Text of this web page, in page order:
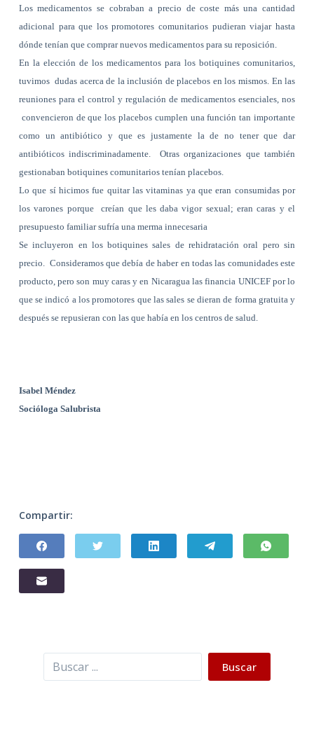
Los medicamentos se cobraban a precio de coste más una cantidad
adicional para que los promotores comunitarios pudieran viajar hasta
dónde tenían que comprar nuevos medicamentos para su reposición.
En la elección de los medicamentos para los botiquines comunitarios,
tuvimos dudas acerca de la inclusión de placebos en los mismos. En las
reuniones para el control y regulación de medicamentos esenciales, nos
convencieron de que los placebos cumplen una función tan importante
como un antibiótico y que es justamente la de no tener que dar
antibióticos indiscriminadamente.
Otras organizaciones que también
gestionaban botiquines comunitarios tenían placebos.
Lo que sí hicimos fue quitar las vitaminas ya que eran consumidas por
los varones porque
creían que les daba vigor sexual; eran caras y el
presupuesto familiar sufría una merma innecesaria
Se incluyeron en los botiquines sales de rehidratación oral pero sin
precio.
Consideramos que debía de haber en todas las comunidades este
producto, pero son muy caras y en Nicaragua las financia UNICEF por lo
que se indicó a los promotores que las sales se dieran de forma gratuita y
después se repusieran con las que había en los centros de salud.
Isabel Méndez
Socióloga Salubrista
Compartir:
Buscar Buscar